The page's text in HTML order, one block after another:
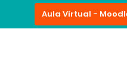
Aula Virtual -